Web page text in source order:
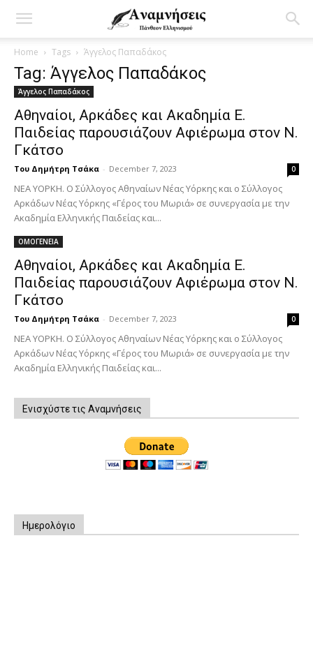
Home Tags Άγγελος Παπαδάκος
Tag: Άγγελος Παπαδάκος
Άγγελος Παπαδάκος
Αθηναίοι, Αρκάδες και Ακαδημία Ε.
Παιδείας παρουσιάζουν Αφιέρωμα στον Ν.
Γκάτσο
Του Δημήτρη Τσάκα - December 7, 2023 0
ΝΕΑ ΥΟΡΚΗ. Ο Σύλλογος Αθηναίων Νέας Υόρκης και ο Σύλλογος
Αρκάδων Νέας Υόρκης «Γέρος του Μωριά» σε συνεργασία με την
Ακαδημία Ελληνικής Παιδείας και...
ΟΜΟΓΕΝΕΙΑ
Αθηναίοι, Αρκάδες και Ακαδημία Ε.
Παιδείας παρουσιάζουν Αφιέρωμα στον Ν.
Γκάτσο
Του Δημήτρη Τσάκα - December 7, 2023 0
ΝΕΑ ΥΟΡΚΗ. Ο Σύλλογος Αθηναίων Νέας Υόρκης και ο Σύλλογος
Αρκάδων Νέας Υόρκης «Γέρος του Μωριά» σε συνεργασία με την
Ακαδημία Ελληνικής Παιδείας και...
Ενισχύστε τις Αναμνήσεις
Ημερολόγιο